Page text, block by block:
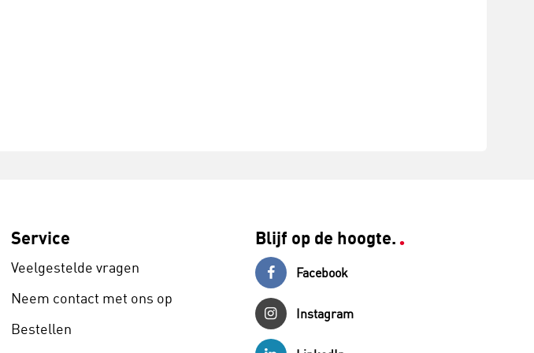
Service
Veelgestelde vragen
Neem contact met ons op
Bestellen
Blijf op de hoogte.
Facebook
Instagram